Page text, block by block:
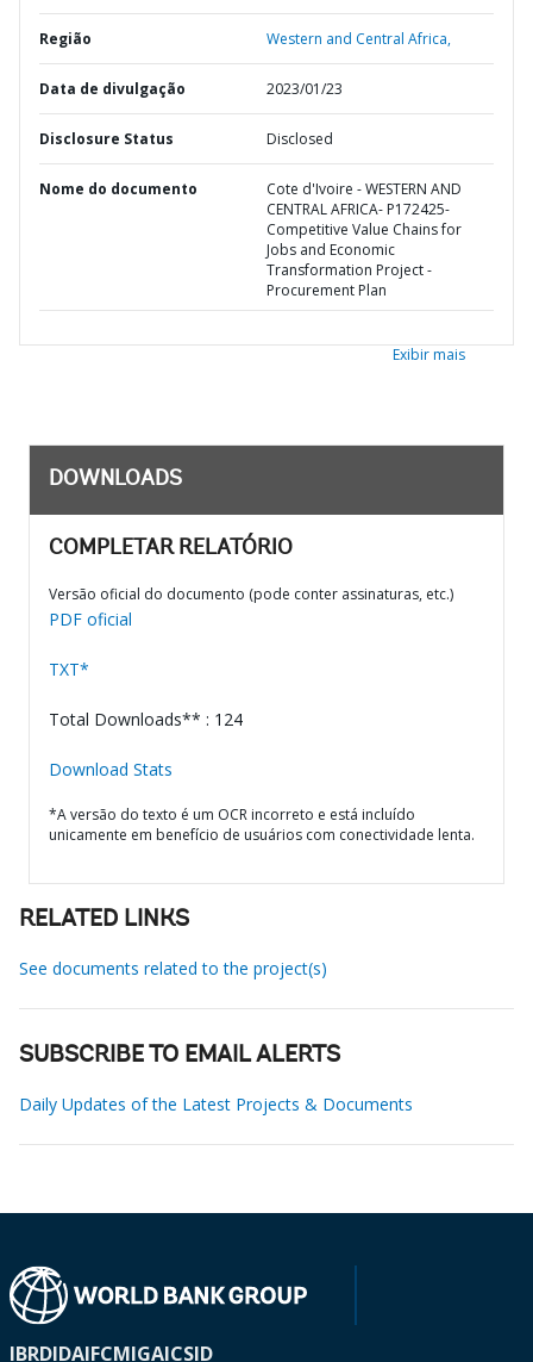
Região Western and Central Africa,
Data de divulgação 2023/01/23
Disclosure Status Disclosed
Nome do documento
Cote d'Ivoire - WESTERN AND
CENTRAL AFRICA- P172425-
Competitive Value Chains for
Jobs and Economic
Transformation Project -
Procurement Plan
Exibir mais
DOWNLOADS
COMPLETAR RELATÓRIO
Versão oficial do documento (pode conter assinaturas, etc.)
PDF oficial
TXT*
Total Downloads** : 124
Download Stats
*A versão do texto é um OCR incorreto e está incluído
unicamente em benefício de usuários com conectividade lenta.
RELATED LINKS
See documents related to the project(s)
SUBSCRIBE TO EMAIL ALERTS
Daily Updates of the Latest Projects & Documents
IBRDIDAIFCMIGAICSID